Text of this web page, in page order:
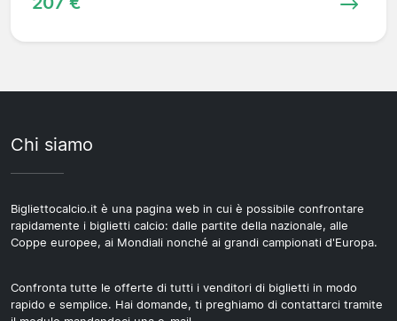
Chi siamo
Bigliettocalcio.it è una pagina web in cui è possibile confrontare
rapidamente i biglietti calcio: dalle partite della nazionale, alle
Coppe europee, ai Mondiali nonché ai grandi campionati d'Europa.
Confronta tutte le offerte di tutti i venditori di biglietti in modo
rapido e semplice. Hai domande, ti preghiamo di contattarci tramite